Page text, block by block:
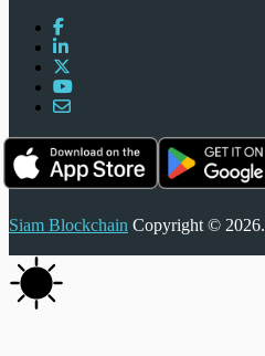
Siam Blockchain Copyright © 2026.